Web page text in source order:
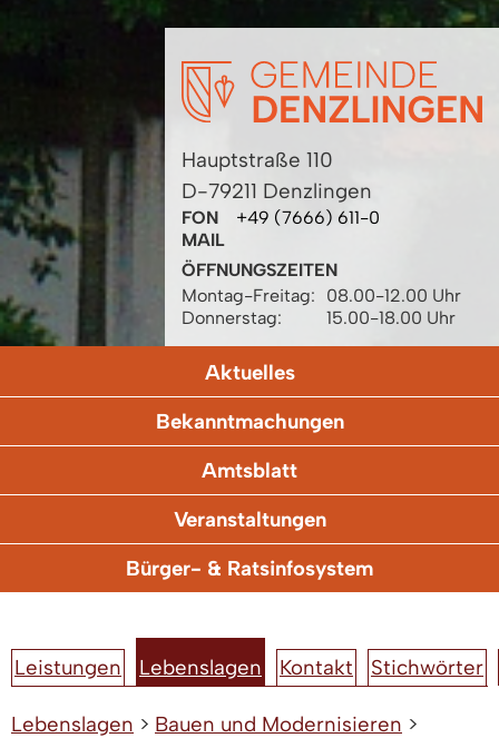
Hauptstraße 110
D-79211 Denzlingen
FON
+49 (7666) 611-0
MAIL
ÖFFNUNGSZEITEN
Montag-Freitag:
08.00-12.00 Uhr
Donnerstag:
15.00-18.00 Uhr
Aktuelles
Bekanntmachungen
Amtsblatt
Veranstaltungen
Bürger- & Ratsinfosystem
Leistungen Lebenslagen Kontakt Stichwörter
Lebenslagen > Bauen und Modernisieren >